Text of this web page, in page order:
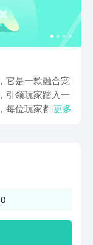
它是一款融合宠
引领玩家踏入一
每位玩家都能成
们，并通过细
进化过程，来
更多